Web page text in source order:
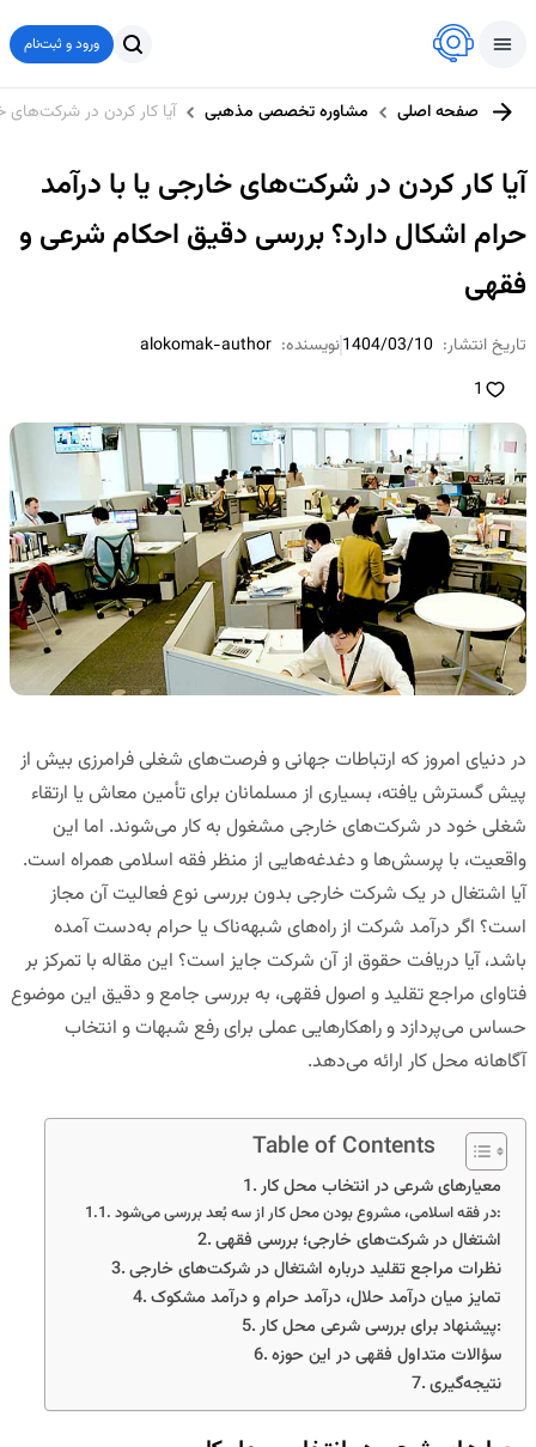
ورود و ثبت‌نام
صفحه اصلی مشاوره تخصصی مذهبی آیا کار کردن در شرکت‌های
آیا کار کردن در شرکت‌های خارجی یا با درآمد
حرام اشکال دارد؟ بررسی دقیق احکام شرعی و
فقهی
تاریخ انتشار: 1404/03/10نویسنده: alokomak-author
1
در دنیای امروز که ارتباطات جهانی و فرصت‌های شغلی فرامرزی بیش از
پیش گسترش یافته، بسیاری از مسلمانان برای تأمین معاش یا ارتقاء
شغلی خود در شرکت‌های خارجی مشغول به کار می‌شوند. اما این
واقعیت، با پرسش‌ها و دغدغه‌هایی از منظر فقه اسلامی همراه است.
آیا اشتغال در یک شرکت خارجی بدون بررسی نوع فعالیت آن مجاز
است؟ اگر درآمد شرکت از راه‌های شبهه‌ناک یا حرام به‌دست آمده
باشد، آیا دریافت حقوق از آن شرکت جایز است؟ این مقاله با تمرکز بر
فتاوای مراجع تقلید و اصول فقهی، به بررسی جامع و دقیق این موضوع
حساس می‌پردازد و راهکارهایی عملی برای رفع شبهات و انتخاب
آگاهانه محل کار ارائه می‌دهد.
Table of Contents
معیارهای شرعی در انتخاب محل کار
در فقه اسلامی، مشروع بودن محل کار از سه بُعد بررسی می‌شود:
اشتغال در شرکت‌های خارجی؛ بررسی فقهی
نظرات مراجع تقلید درباره اشتغال در شرکت‌های خارجی
تمایز میان درآمد حلال، درآمد حرام و درآمد مشکوک
پیشنهاد برای بررسی شرعی محل کار:
سؤالات متداول فقهی در این حوزه
نتیجه‌گیری